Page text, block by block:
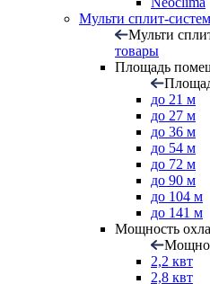
Мульти сплит-
Мульти
товары
Площадь
до 21 м
до 27 м
до 36 м
до 54 м
до 72 м
до 90 м
до 104 м
до 141 м
Мощность
2,2 квт
2,8 квт